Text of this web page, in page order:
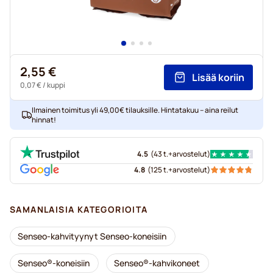
2,55 €
0,07 €/ kuppi
Lisää koriin
Ilmainen toimitus yli 49,00€ tilauksille. Hintatakuu – aina reilut
hinnat!
4.5 (43 t.+arvostelut)
4.8 (125 t.+arvostelut)
SAMANLAISIA KATEGORIOITA
Senseo-kahvityynyt Senseo-koneisiin
Senseo®-koneisiin Senseo®-kahvikoneet